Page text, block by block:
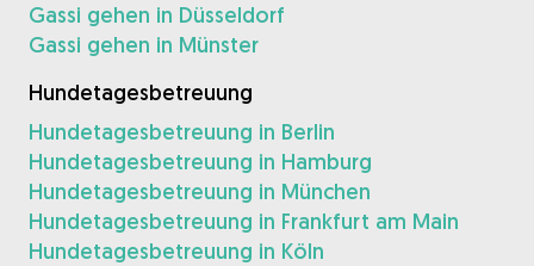
Gassi gehen in Düsseldorf
Gassi gehen in Münster
Hundetagesbetreuung
Hundetagesbetreuung in Berlin
Hundetagesbetreuung in Hamburg
Hundetagesbetreuung in München
Hundetagesbetreuung in Frankfurt am Main
Hundetagesbetreuung in Köln